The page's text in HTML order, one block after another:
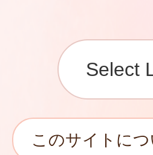
このサイトにつ